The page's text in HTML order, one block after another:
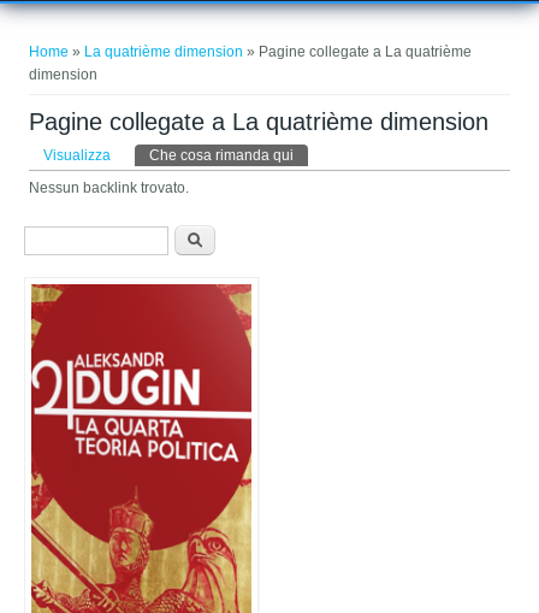
Home » La quatrième dimension » Pagine collegate a La quatrième
dimension
Pagine collegate a La quatrième dimension
Schede primarie
Visualizza Che cosa rimanda qui
Nessun backlink trovato.
Form di ricerca